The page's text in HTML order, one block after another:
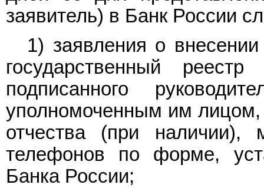
заявитель) в Банк России
1) заявления о
государственный
подписанного
уполномоченным им
отчества (при наличии),
телефонов по форме,
Банка России;